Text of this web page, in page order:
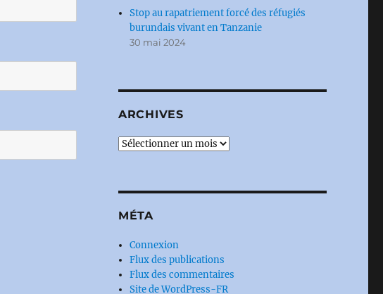
Stop au rapatriement forcé des réfugiés
burundais vivant en Tanzanie
30 mai 2024
ARCHIVES
Archives
MÉTA
Connexion
Flux des publications
Flux des commentaires
Site de WordPress-FR